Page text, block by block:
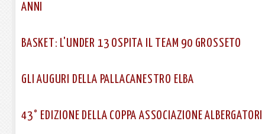
ANNI
BASKET: L'UNDER 13 OSPITA IL TEAM 90 GROSSETO
GLI AUGURI DELLA PALLACANESTRO ELBA
43° EDIZIONE DELLA COPPA ASSOCIAZIONE